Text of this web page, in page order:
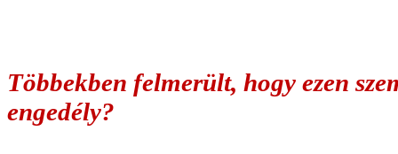
Többekben felmerült, hogy ezen
engedély?